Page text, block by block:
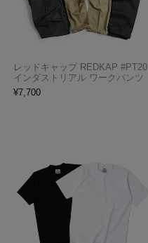
レッドキャップ REDKAP #PT20
インダストリアル ワークパンツ
¥7,700